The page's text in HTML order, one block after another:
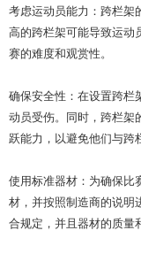
考虑运动员能力：跨栏架
高的跨栏架可能导致运动
赛的难度和观赏性。
确保安全性：在设置跨栏
动员受伤。同时，跨栏架
跃能力，以避免他们与跨
使用标准器材：为确保比
材，并按照制造商的说明
合规定，并且器材的质量